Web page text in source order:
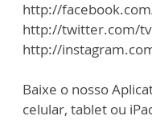
http://
http://twitter.com/
http://
Baixe o nosso
celular, tablet ou